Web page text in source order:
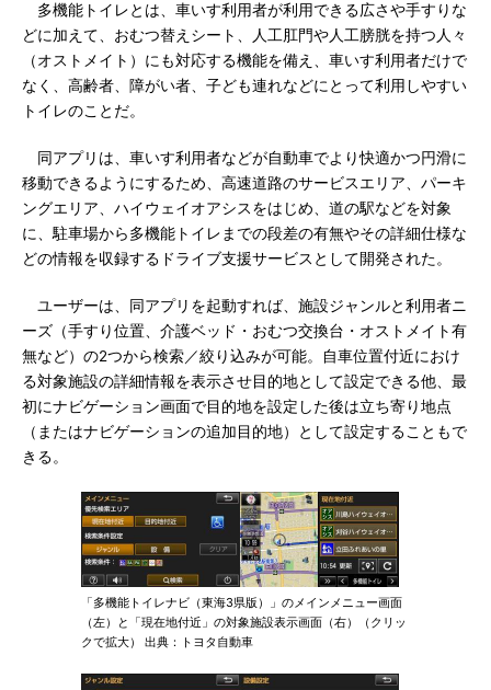
多機能トイレとは、車いす利用者が利用できる広さや手すりな
どに加えて、おむつ替えシート、人工肛門や人工膀胱を持つ人々
（オストメイト）にも対応する機能を備え、車いす利用者だけで
なく、高齢者、障がい者、子ども連れなどにとって利用しやすい
トイレのことだ。
同アプリは、車いす利用者などが自動車でより快適かつ円滑に
移動できるようにするため、高速道路のサービスエリア、パーキ
ングエリア、ハイウェイオアシスをはじめ、道の駅などを対象
に、駐車場から多機能トイレまでの段差の有無やその詳細仕様な
どの情報を収録するドライブ支援サービスとして開発された。
ユーザーは、同アプリを起動すれば、施設ジャンルと利用者ニ
ーズ（手すり位置、介護ベッド・おむつ交換台・オストメイト有
無など）の2つから検索／絞り込みが可能。自車位置付近におけ
る対象施設の詳細情報を表示させ目的地として設定できる他、最
初にナビゲーション画面で目的地を設定した後は立ち寄り地点
（またはナビゲーションの追加目的地）として設定することもで
きる。
「多機能トイレナビ（東海3県版）」のメインメニュー画面
（左）と「現在地付近」の対象施設表示画面（右）（クリッ
クで拡大） 出典：トヨタ自動車